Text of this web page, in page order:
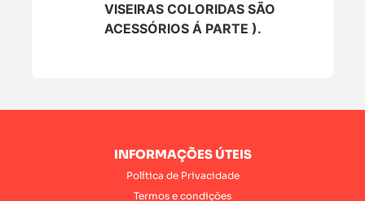
VISEIRAS COLORIDAS SÃO
ACESSÓRIOS Á PARTE ).
INFORMAÇÕES ÚTEIS
Política de Privacidade
Termos e condições